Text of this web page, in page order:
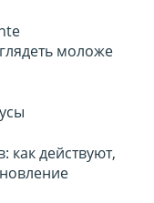
моложе
как действуют,